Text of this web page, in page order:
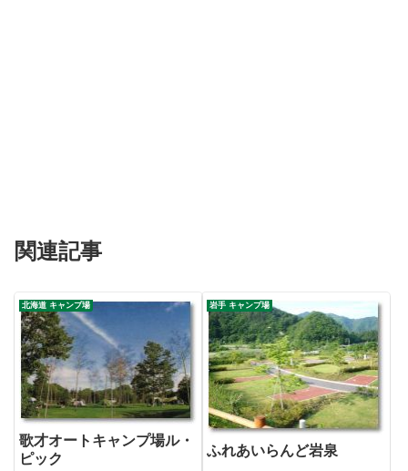
関連記事
北海道 キャンプ場
歌才オートキャンプ場ル・
ピック
岩手 キャンプ場
ふれあいらんど岩泉